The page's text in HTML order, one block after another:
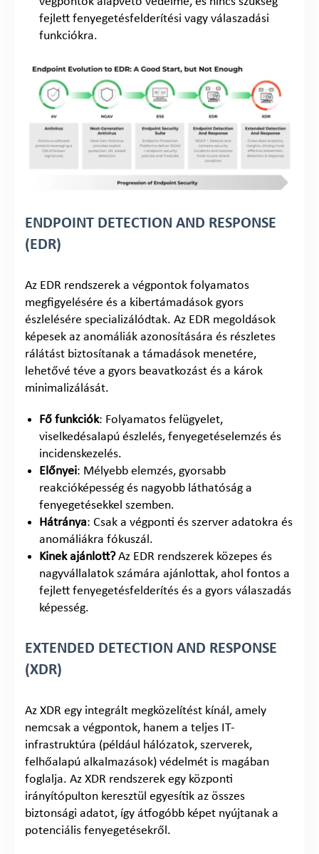
fejlett fenyegetésfelderítési vagy válaszadási
funkciókra.
ENDPOINT DETECTION AND RESPONSE
(EDR)
Az EDR rendszerek a végpontok folyamatos
megfigyelésére és a kibertámadások gyors
észlelésére specializálódtak. Az EDR megoldások
képesek az anomáliák azonosítására és részletes
rálátást biztosítanak a támadások menetére,
lehetővé téve a gyors beavatkozást és a károk
minimalizálását.
Fő funkciók: Folyamatos felügyelet,
viselkedésalapú észlelés, fenyegetéselemzés és
incidenskezelés.
Előnyei: Mélyebb elemzés, gyorsabb
reakcióképesség és nagyobb láthatóság a
fenyegetésekkel szemben.
Hátránya: Csak a végponti és szerver adatokra és
anomáliákra fókuszál.
Kinek ajánlott?Az EDR rendszerek közepes és
nagyvállalatok számára ajánlottak, ahol fontos a
fejlett fenyegetésfelderítés és a gyors válaszadás
képesség.
EXTENDED DETECTION AND RESPONSE
(XDR)
Az XDR egy integrált megközelítést kínál, amely
nemcsak a végpontok, hanem a teljes IT-
infrastruktúra (például hálózatok, szerverek,
felhőalapú alkalmazások) védelmét is magában
foglalja. Az XDR rendszerek egy központi
irányítópulton keresztül egyesítik az összes
biztonsági adatot, így átfogóbb képet nyújtanak a
potenciális fenyegetésekről.